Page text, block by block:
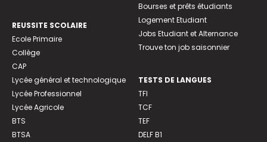
REUSSITE SCOLAIRE
Ecole Primaire
Collège
CAP
Lycée général et technologique
Lycée Professionnel
Lycée Agricole
BTS
BTSA
Bourses et prêts étudiants
Logement Etudiant
Jobs Etudiant et Alternance
Trouve ton job saisonnier
TESTS DE LANGUES
TFI
TCF
TEF
DELF B1